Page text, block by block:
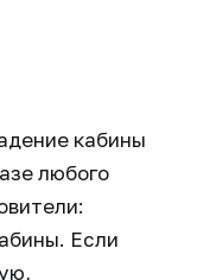
кабины
любого
Если